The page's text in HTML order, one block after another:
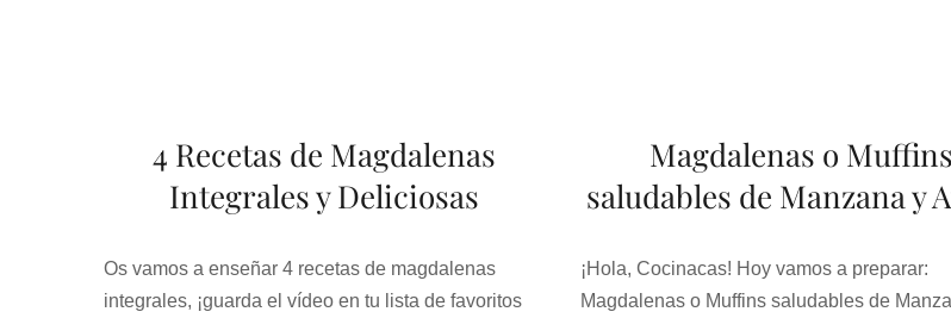
4 Recetas de Magdalenas
Integrales y Deliciosas
Os vamos a enseñar 4 recetas de magdalenas
integrales, ¡guarda el vídeo en tu lista de favoritos
Magdalenas o Muffins
saludables de Manzana y
¡Hola, Cocinacas! Hoy vamos a preparar:
Magdalenas o Muffins saludables de